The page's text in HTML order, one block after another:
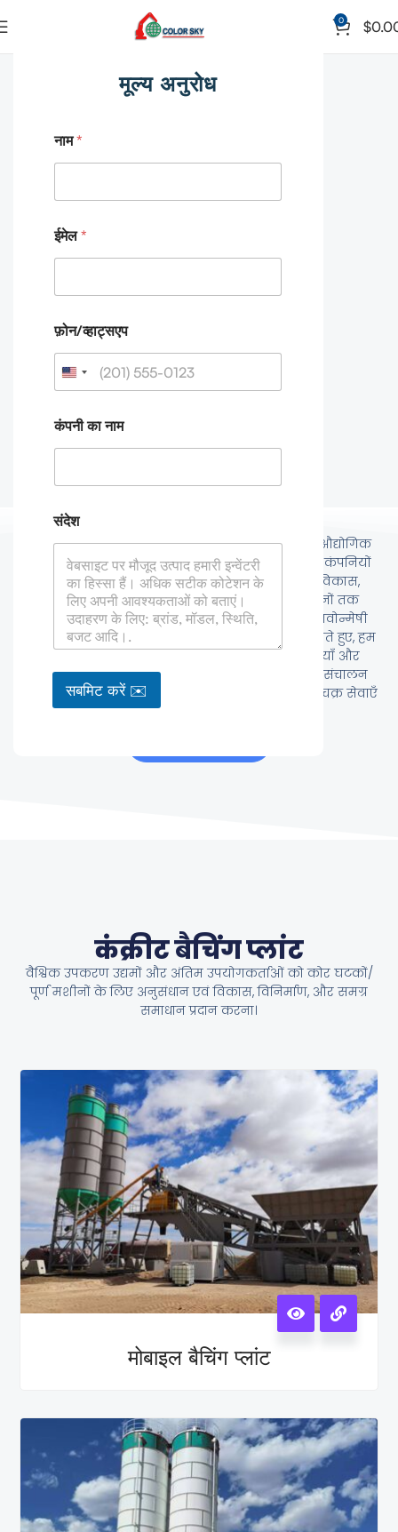
मूल्य अनुरोध
ई
मे
*
मे
ल
ना
नाम*
ईमेल*
फ़ोन/व्हाट्सएप
कंपनी का नाम
संदेश
सबमिट करें ✉️
0 $
एक पेशेवर कंक्रीट मिक्सिंग प्लांट निर्माता के रूप में, हम औद्योगिक
उपकरण क्षेत्र में गहराई से स्थापित हैं और वैश्विक उपकरण कंपनियों
तथा अंतिम उपयोगकर्ताओं को कोर घटक अनुसंधान एवं विकास,
पूर्ण मशीन निर्माण से लेकर बुद्धिमत्तापूर्ण एकीकृत समाधानों तक
व्यापक वन-स्टॉप सेवाएँ प्रदान करने के लिए प्रतिबद्ध हैं। नवोन्मेषी
तकनीकों और लीन मैन्युफैक्चरिंग क्षमताओं का लाभ उठाते हुए, हम
उच्च-सटीक कंक्रीट मिक्सर, बुद्धिमत्तापूर्ण नियंत्रण प्रणालियाँ और
अन्य कोर उत्पाद प्रदान करते हैं, साथ ही डिजाइन, स्थापना, संचालन
और रखरखाव सहित अनुकूलित पूर्ण उपकरण और जीवनचक्र सेवाएँ
भी उपलब्ध कराते हैं।
कंक्रीट बैचिंग प्लांट
वैश्विक उपकरण उद्यमों और अंतिम उपयोगकर्ताओं को कोर घटकों/
पूर्ण मशीनों के लिए अनुसंधान एवं विकास, विनिर्माण, और समग्र
समाधान प्रदान करना।
मोबाइल बैचिंग प्लांट